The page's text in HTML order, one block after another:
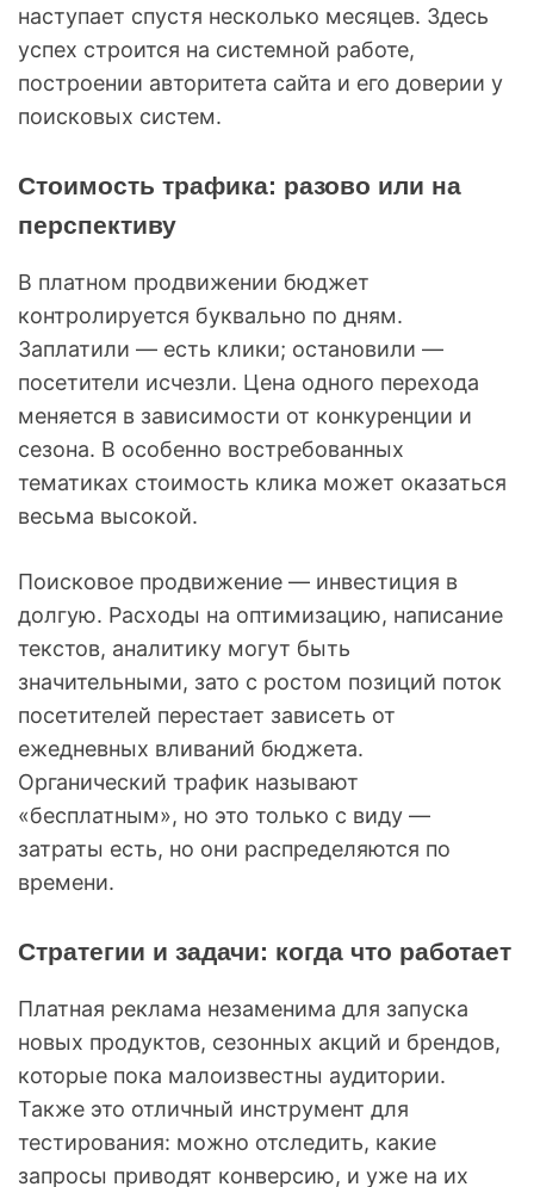
наступает спустя несколько месяцев. Здесь
успех строится на системной работе,
построении авторитета сайта и его доверии у
поисковых систем.
Стоимость трафика: разово или на
перспективу
В платном продвижении бюджет
контролируется буквально по дням.
Заплатили — есть клики; остановили —
посетители исчезли. Цена одного перехода
меняется в зависимости от конкуренции и
сезона. В особенно востребованных
тематиках стоимость клика может оказаться
весьма высокой.
Поисковое продвижение — инвестиция в
долгую. Расходы на оптимизацию, написание
текстов, аналитику могут быть
значительными, зато с ростом позиций поток
посетителей перестает зависеть от
ежедневных вливаний бюджета.
Органический трафик называют
«бесплатным», но это только с виду —
затраты есть, но они распределяются по
времени.
Стратегии и задачи: когда что работает
Платная реклама незаменима для запуска
новых продуктов, сезонных акций и брендов,
которые пока малоизвестны аудитории.
Также это отличный инструмент для
тестирования: можно отследить, какие
запросы приводят конверсию, и уже на их